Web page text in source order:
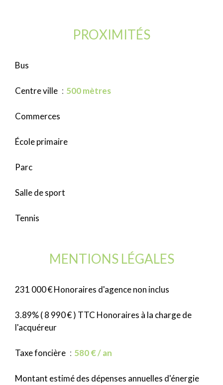
PROXIMITÉS
Bus
Centre ville 500 mètres
Commerces
École primaire
Parc
Salle de sport
Tennis
MENTIONS LÉGALES
231 000 € Honoraires d'agence non inclus
3.89% ( 8 990 € ) TTC Honoraires à la charge de
l'acquéreur
Taxe foncière 580 € / an
Montant estimé des dépenses annuelles d'énergie